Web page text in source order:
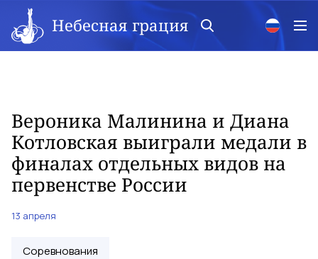
Небесная грация
Вероника Малинина и Диана
Котловская выиграли медали в
финалах отдельных видов на
первенстве России
13 апреля
Соревнования